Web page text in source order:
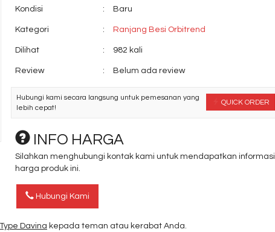
Kondisi : Baru
Kategori : Ranjang Besi Orbitrend
Dilihat : 982 kali
Review : Belum ada review
QUICK ORDER
Hubungi kami secara langsung untuk pemesanan yang
lebih cepat!
INFO HARGA
Silahkan menghubungi kontak kami untuk mendapatkan informasi
harga produk ini.
Hubungi Kami
Davina kepada teman atau kerabat Anda.